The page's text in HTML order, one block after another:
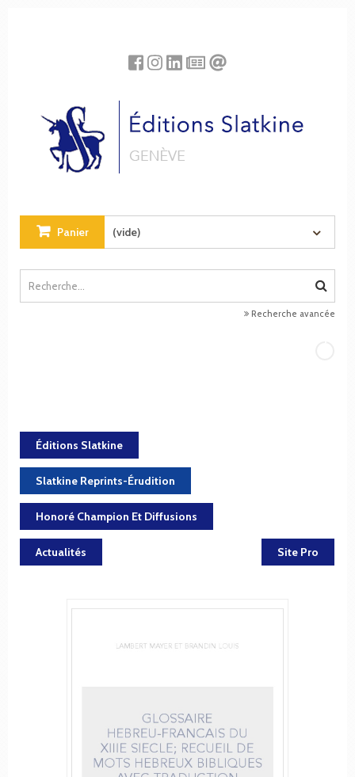
Panier (vide)
Recherche avancée
Éditions Slatkine
Slatkine Reprints-Érudition
Honoré Champion Et Diffusions
Actualités Site Pro